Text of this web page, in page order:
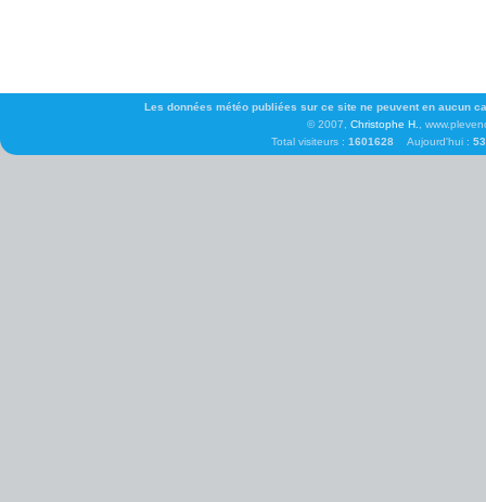
Les données météo publiées sur ce site ne peuvent en aucun
© 2007,Christophe H.,
Total visiteurs : 1601628 Aujourd'hui :